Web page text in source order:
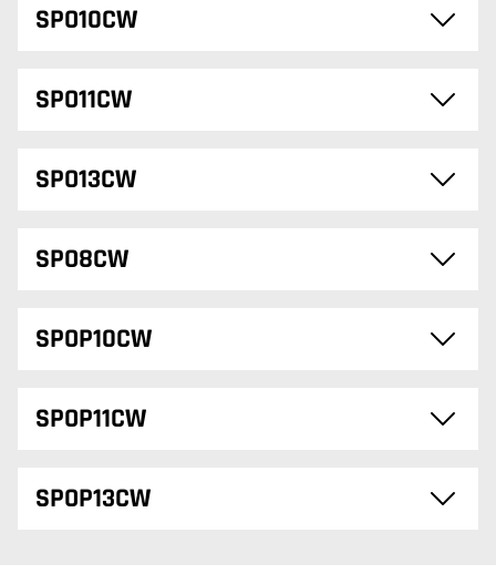
SPO10CW
SPO11CW
SPO13CW
SPO8CW
SPOP10CW
SPOP11CW
SPOP13CW